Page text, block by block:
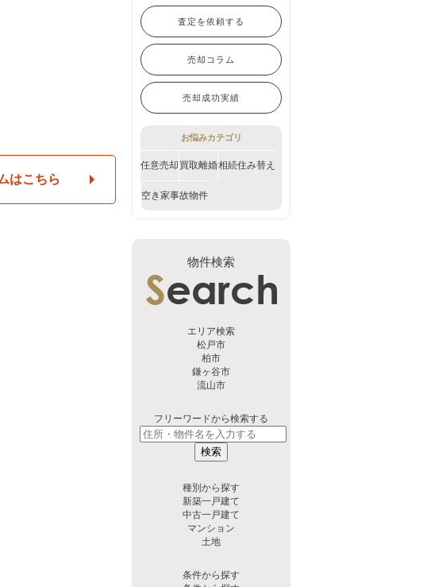
はこちら
査定を依頼する
売却コラム
売却成功実績
お悩みカテゴリ
任意売却 買取離婚相続住み替え
空き家事故物件
物件検索
エリア検索
松戸市
柏市
鎌ヶ谷市
流山市
フリーワードから検索する
検索
種別から探す
新築一戸建て
中古一戸建て
マンション
土地
条件から探す